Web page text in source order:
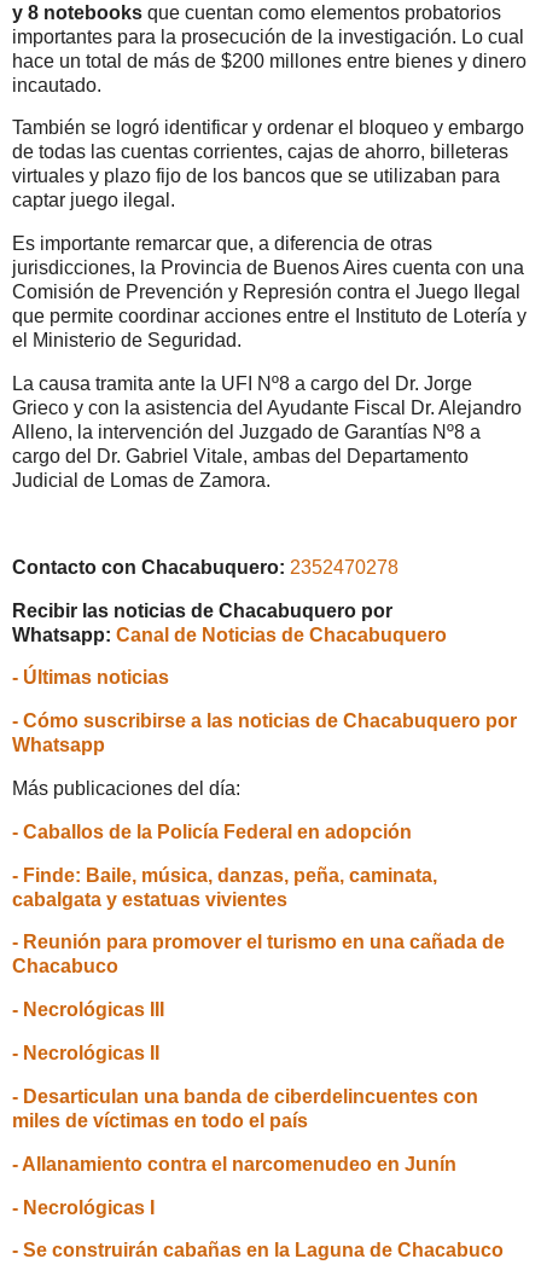
y 8 notebooks que cuentan como elementos probatorios
importantes para la prosecución de la investigación. Lo cual
hace un total de más de $200 millones entre bienes y dinero
incautado.
También se logró identificar y ordenar el bloqueo y embargo
de todas las cuentas corrientes, cajas de ahorro, billeteras
virtuales y plazo fijo de los bancos que se utilizaban para
captar juego ilegal.
Es importante remarcar que, a diferencia de otras
jurisdicciones, la Provincia de Buenos Aires cuenta con una
Comisión de Prevención y Represión contra el Juego Ilegal
que permite coordinar acciones entre el Instituto de Lotería y
el Ministerio de Seguridad.
La causa tramita ante la UFI Nº8 a cargo del Dr. Jorge
Grieco y con la asistencia del Ayudante Fiscal Dr. Alejandro
Alleno, la intervención del Juzgado de Garantías Nº8 a
cargo del Dr. Gabriel Vitale, ambas del Departamento
Judicial de Lomas de Zamora.
Contacto con Chacabuquero: 2352470278
Recibir las noticias de Chacabuquero por
Whatsapp: Canal de Noticias de Chacabuquero
- Últimas noticias
- Cómo suscribirse a las noticias de Chacabuquero por
Whatsapp
Más publicaciones del día:
- Caballos de la Policía Federal en adopción
- Finde: Baile, música, danzas, peña, caminata,
cabalgata y estatuas vivientes
- Reunión para promover el turismo en una cañada de
Chacabuco
- Necrológicas III
- Necrológicas II
- Desarticulan una banda de ciberdelincuentes con
miles de víctimas en todo el país
- Allanamiento contra el narcomenudeo en Junín
- Necrológicas I
- Se construirán cabañas en la Laguna de Chacabuco